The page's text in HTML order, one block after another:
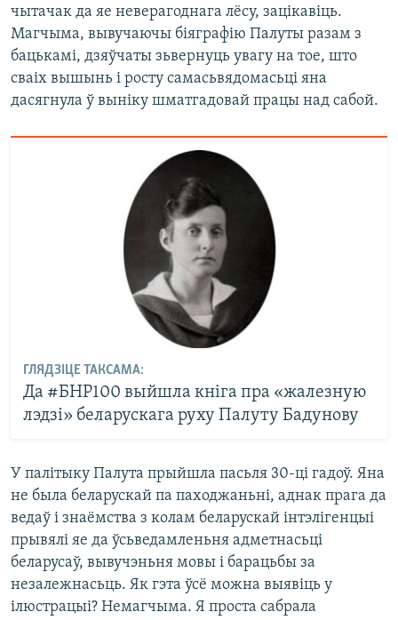
чытачак да яе неверагоднага лёсу, зацікавіць.
Магчыма, вывучаючы біяграфію Палуты разам з
бацькамі, дзяўчаты зьвернуць увагу на тое, што
сваіх вышынь і росту самасьвядомасьці яна
дасягнула ў выніку шматгадовай працы над сабой.
ГЛЯДЗІЦЕ ТАКСАМА:
Да #БНР100 выйшла кніга пра «жалезную
лэдзі» беларускага руху Палуту Бадунову
У палітыку Палута прыйшла пасьля 30-ці гадоў. Яна
не была беларускай па паходжаньні, аднак прага да
ведаў і знаёмства з колам беларускай інтэлігенцыі
прывялі яе да ўсьведамленьня адметнасьці
беларусаў, вывучэньня мовы і барацьбы за
незалежнасьць. Як гэта ўсё можна выявіць у
ілюстрацыі? Немагчыма. Я проста сабрала